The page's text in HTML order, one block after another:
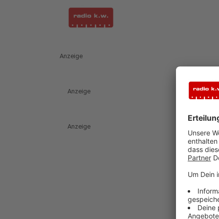
Anzeige
Anzeige
Anzeige